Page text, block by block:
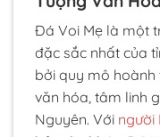
Đá Voi Mẹ là một
đặc sắc nhất của
bởi quy mô
văn hóa, tâm linh
Nguyên. Với người